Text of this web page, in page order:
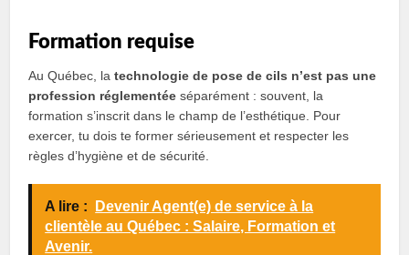
Formation requise
Au Québec, latechnologie de pose de cils n’est pas une
profession réglementée séparément : souvent, la
formation s’inscrit dans le champ de l’esthétique. Pour
exercer, tu dois te former sérieusement et respecter les
règles d’hygiène et de sécurité.
A lire :
Devenir Agent(e) de service à la
clientèle au Québec : Salaire, Formation et
Avenir.